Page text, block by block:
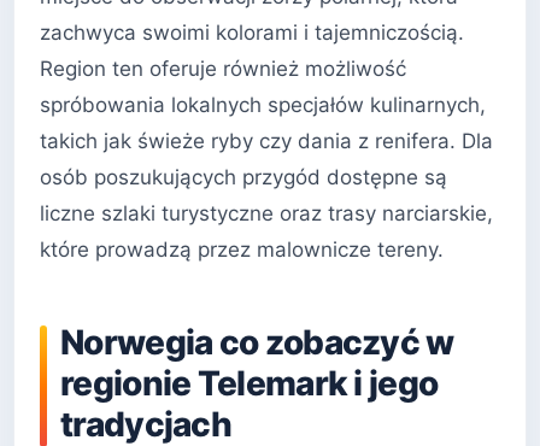
zachwyca swoimi kolorami i tajemniczością.
Region ten oferuje również możliwość
spróbowania lokalnych specjałów kulinarnych,
takich jak świeże ryby czy dania z renifera. Dla
osób poszukujących przygód dostępne są
liczne szlaki turystyczne oraz trasy narciarskie,
które prowadzą przez malownicze tereny.
Norwegia co zobaczyć w
regionie Telemark i jego
tradycjach